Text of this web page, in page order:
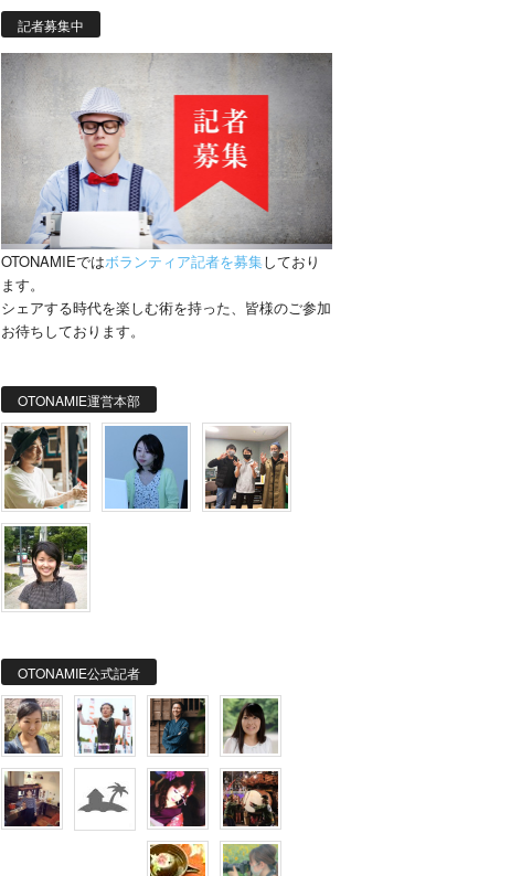
記者募集中
OTONAMIEではボランティア記者を募集しており
ます。
シェアする時代を楽しむ術を持った、皆様のご参加
お待ちしております。
OTONAMIE運営本部
OTONAMIE公式記者